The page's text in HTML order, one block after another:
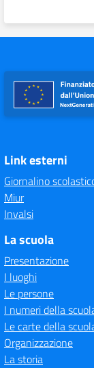
Link esterni
Giornalino
Miur
Invalsi
La scuola
Presentazione
I luoghi
Le persone
I numeri della
Le carte della
Organizzazione
La storia